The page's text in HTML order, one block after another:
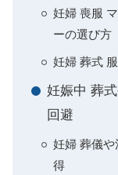
妊婦 喪服
ーの選び方
妊婦 葬式
妊娠中 葬
回避
妊婦 葬儀
得